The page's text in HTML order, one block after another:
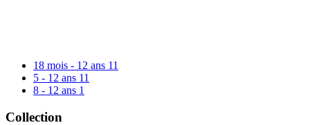
18 mois - 12 ans 11
5 - 12 ans 11
8 - 12 ans 1
Collection